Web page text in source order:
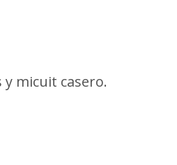
micuit casero.